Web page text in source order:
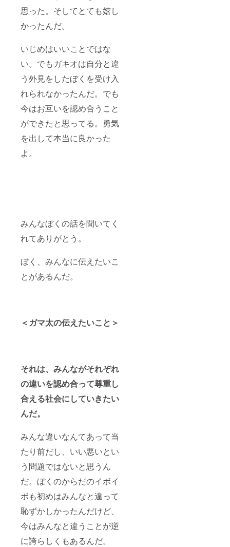
思った。そしてとても嬉し
かったんだ。
いじめはいいことではな
い。でもガキオは自分と違
う外見をしたぼくを受け入
れられなかったんだ。でも
今はお互いを認め合うこと
ができたと思ってる。勇気
を出して本当に良かった
よ。
みんなぼくの話を聞いてく
れてありがとう。
ぼく、みんなに伝えたいこ
とがあるんだ。
＜ガマ太の伝えたいこと＞
それは、みんながそれぞれ
の違いを認め合って尊重し
合える社会にしていきたい
んだ。
みんな違いなんてあって当
たり前だし、いい悪いとい
う問題ではないと思うん
だ。ぼくのからだのイボイ
ボも初めはみんなと違って
恥ずかしかったんだけど、
今はみんなと違うことが逆
に誇らしくもあるんだ。